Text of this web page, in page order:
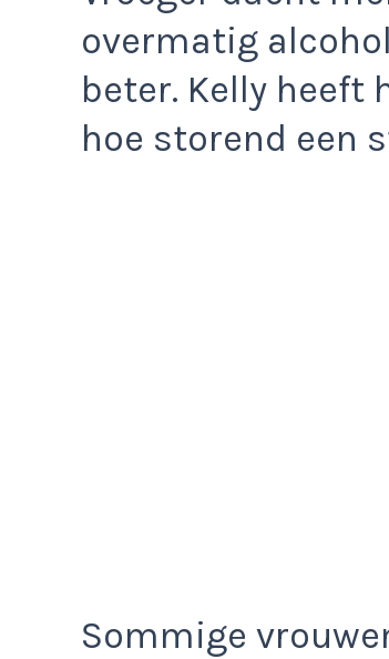
overmatig
beter. Kelly heeft
hoe storend een
Sommige